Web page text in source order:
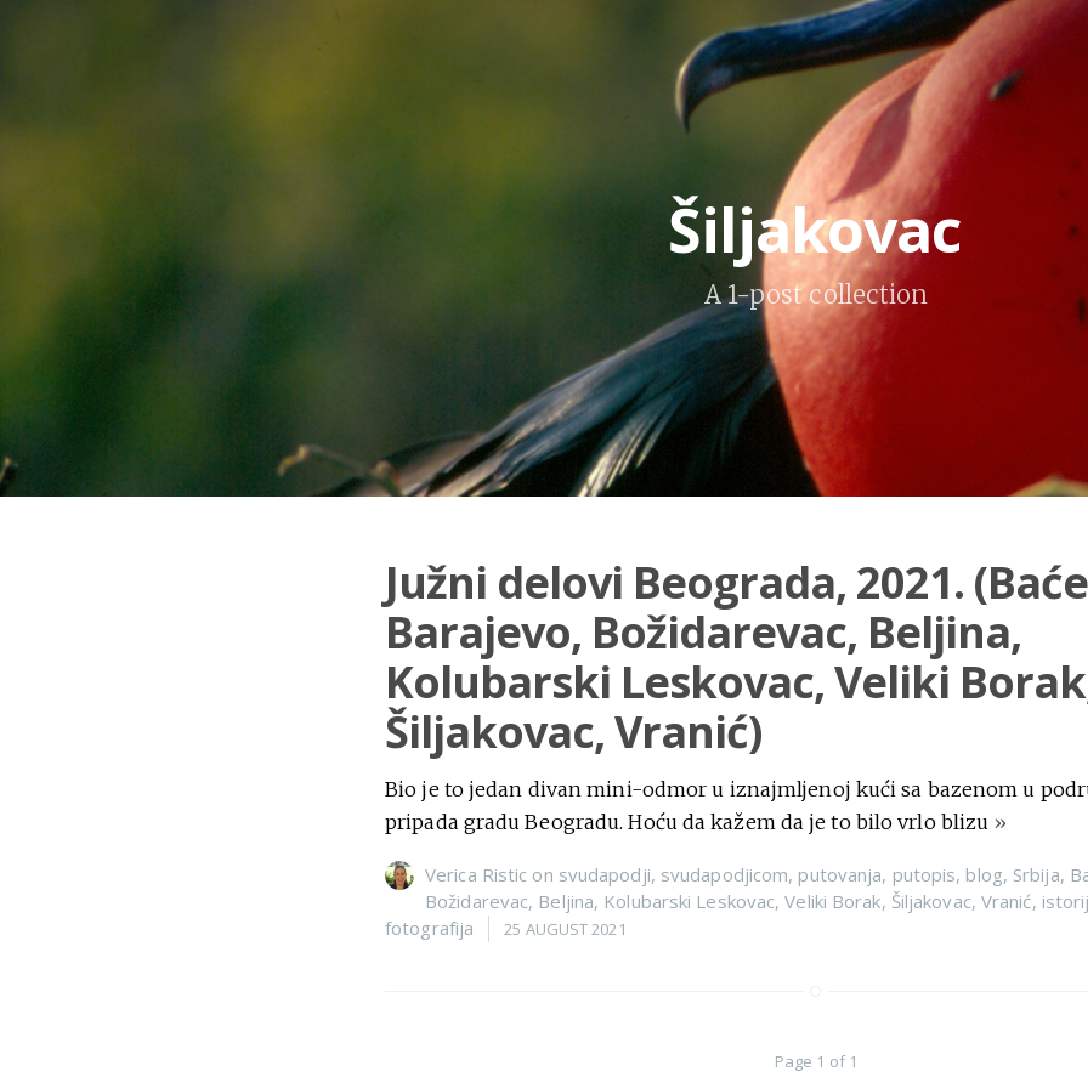
Šiljakovac
A 1-post collection
Južni delovi Beograda, 2021.
Barajevo, Božidarevac, Beljina,
Kolubarski Leskovac, Veliki
Šiljakovac, Vranić)
Bio je to jedan divan mini-odmor u iznajmljenoj kući sa bazenom u
pripada gradu Beogradu. Hoću da kažem da je to bilo vrlo blizu »
Verica Ristic on svudapodji, svudapodjicom, putovanja, putopis, blog, Srbija,
Božidarevac, Beljina, Kolubarski Leskovac,Veliki Borak, Šiljakovac, Vranić,
fotografija
25 AUGUST 2021
Page 1 of 1